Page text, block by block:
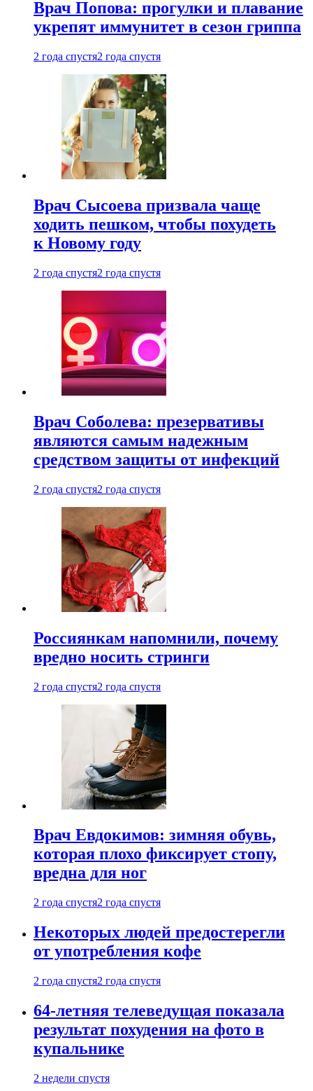
Врач Попова: прогулки и плавание
укрепят иммунитет в сезон гриппа
2 года спустя2 года спустя
Врач Сысоева призвала чаще
ходить пешком, чтобы похудеть
к Новому году
2 года спустя2 года спустя
Врач Соболева: презервативы
являются самым надежным
средством защиты от инфекций
2 года спустя2 года спустя
Россиянкам напомнили, почему
вредно носить стринги
2 года спустя2 года спустя
Врач Евдокимов: зимняя обувь,
которая плохо фиксирует стопу,
вредна для ног
2 года спустя2 года спустя
Некоторых людей предостерегли
от употребления кофе
2 года спустя2 года спустя
64-летняя телеведущая показала
результат похудения на фото в
купальнике
2 недели спустя